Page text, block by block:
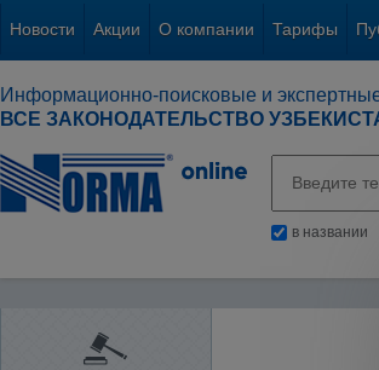
Новости Акции О компании Тарифы
Информационно-поисковые и
ВСЕ ЗАКОНОДАТЕЛЬСТВО
в названии